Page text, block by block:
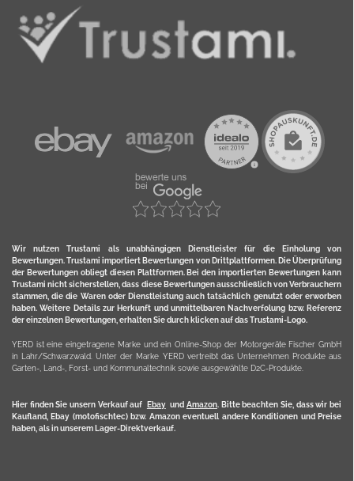
Wir nutzen Trustami als unabhängigen Dienstleister für die Einholung von
Bewertungen. Trustami importiert Bewertungen von Drittplattformen. Die Überprüfung
der Bewertungen obliegt diesen Plattformen. Bei den importierten Bewertungen kann
Trustami nicht sicherstellen, dass diese Bewertungen ausschließlich von Verbrauchern
stammen, die die Waren oder Dienstleistung auch tatsächlich genutzt oder erworben
haben. Weitere Details zur Herkunft und unmittelbaren Nachverfolung bzw. Referenz
der einzelnen Bewertungen, erhalten Sie durch klicken auf das Trustami-Logo.
YERD ist eine eingetragene Marke und ein Online-Shop der Motorgeräte Fischer GmbH
in Lahr/Schwarzwald. Unter der Marke YERD vertreibt das Unternehmen Produkte aus
Garten-, Land-, Forst- und Kommunaltechnik sowie ausgewählte D2C-Produkte.
Hier finden Sie unsern Verkauf auf Ebayund Amazon. Bitte beachten Sie, dass wir bei
Kaufland, Ebay (motofischtec) bzw. Amazon eventuell andere Konditionen und Preise
haben, als in unserem Lager-Direktverkauf.